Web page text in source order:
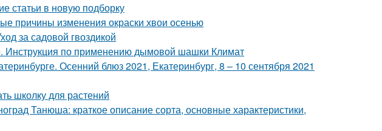
статьи в новую подборку
причины изменения окраски хвои осенью
за садовой гвоздикой
Инструкция по применению дымовой шашки Климат
Осенний блюз 2021, Екатеринбург, 8 – 10 сентября 2021
школку для растений
Танюша: краткое описание сорта, основные характеристики,